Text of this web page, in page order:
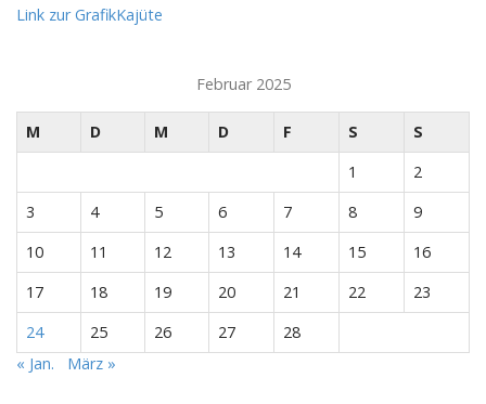
Link zur GrafikKajüte
Februar 2025
M D M D F S
S
1
2
3
4 5 6 7 8
9
10
11 12 13 14 15
16
17
18 19 20 21 22
23
24
25 26 27
28
« Jan.
März »